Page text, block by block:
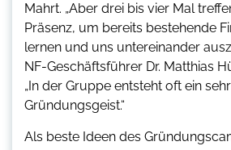
Mahrt. „Aber drei bis vier Mal
Präsenz, um bereits bestehende
lernen und uns untereinander
NF-Geschäftsführer Dr. Matthias
„In der Gruppe entsteht oft ein
Gründungsgeist.“
Als beste Ideen des